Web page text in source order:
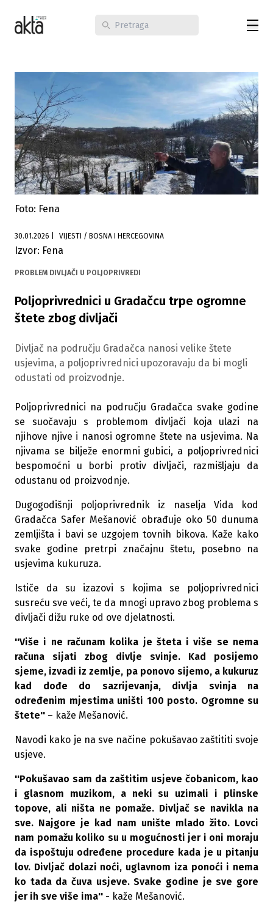
Foto: Fena
30.01.2026 VIJESTI / BOSNA I HERCEGOVINA
Izvor: Fena
PROBLEM DIVLJAČI U POLJOPRIVREDI
Poljoprivrednici u Gradačcu trpe ogromne
štete zbog divljači
Divljač na području Gradačca nanosi velike štete
usjevima, a poljoprivrednici upozoravaju da bi mogli
odustati od proizvodnje.
Poljoprivrednici na području Gradačca svake godine
se suočavaju s problemom divljači koja ulazi na
njihove njive i nanosi ogromne štete na usjevima. Na
njivama se bilježe enormni gubici, a poljoprivrednici
bespomoćni u borbi protiv divljači, razmišljaju da
odustanu od proizvodnje.
Dugogodišnji poljoprivrednik iz naselja Vida kod
Gradačca Safer Mešanović obrađuje oko 50 dunuma
zemljišta i bavi se uzgojem tovnih bikova. Kaže kako
svake godine pretrpi značajnu štetu, posebno na
usjevima kukuruza.
Ističe da su izazovi s kojima se poljoprivrednici
susreću sve veći, te da mnogi upravo zbog problema s
divljači dižu ruke od ove djelatnosti.
''Više i ne računam kolika je šteta i više se nema
računa sijati zbog divlje svinje. Kad posijemo
sjeme, izvadi iz zemlje, pa ponovo sijemo, a kukuruz
kad dođe do sazrijevanja, divlja svinja na
određenim mjestima uništi 100 posto. Ogromne su
štete'' – kaže Mešanović.
Navodi kako je na sve načine pokušavao zaštititi svoje
usjeve.
''Pokušavao sam da zaštitim usjeve čobanicom, kao
i glasnom muzikom, a neki su uzimali i plinske
topove, ali ništa ne pomaže. Divljač se navikla na
sve. Najgore je kad nam unište mlado žito. Lovci
nam pomažu koliko su u mogućnosti jer i oni moraju
da ispoštuju određene procedure kada je u pitanju
lov. Divljač dolazi noći, uglavnom iza ponoći i nema
ko tada da čuva usjeve. Svake godine je sve gore
jer ih sve više ima'' - kaže Mešanović.